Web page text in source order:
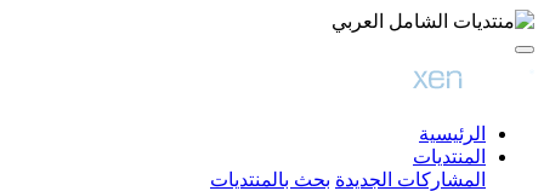
الرئيسية
المنتديات
المشاركات الجديدة بحث بالمنتديات